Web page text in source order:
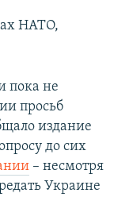
НАТО,
пока не
просьб
издание
до сих
– несмотря
Украине